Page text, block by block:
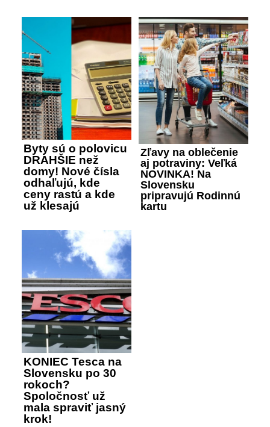
Byty sú o polovicu
DRAHŠIE než
domy! Nové čísla
odhaľujú, kde
ceny rastú a kde
už klesajú
Zľavy na oblečenie
aj potraviny: Veľká
NOVINKA! Na
Slovensku
pripravujú Rodinnú
kartu
KONIEC Tesca na
Slovensku po 30
rokoch?
Spoločnosť už
mala spraviť jasný
krok!